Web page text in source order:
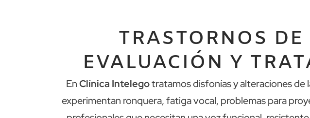
TRASTORNOS
EVALUACIÓN Y
EnClínica Intelegotratamos disfonías y alteraciones de
experimentan ronquera, fatiga vocal, problemas para